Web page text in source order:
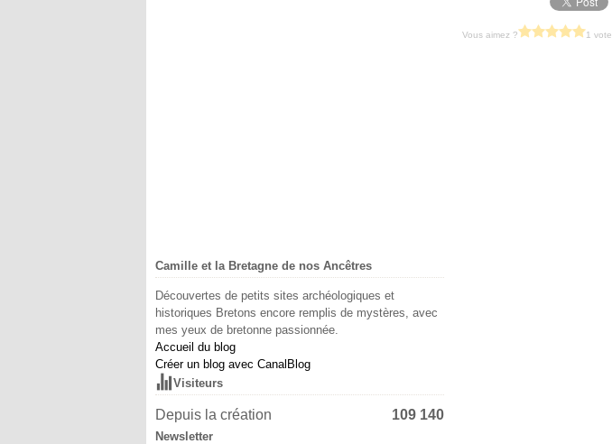
Camille et la Bretagne de nos Ancêtres
Découvertes de petits sites archéologiques et
historiques Bretons encore remplis de mystères, avec
mes yeux de bretonne passionnée.
Accueil du blog
Créer un blog avec CanalBlog
Visiteurs
Depuis la création 109 140
Newsletter
Vous aimez ? 1 vote